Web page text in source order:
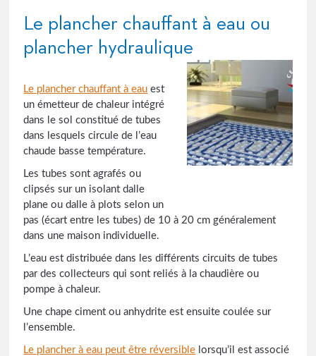
Le plancher chauffant à eau ou
plancher hydraulique
Le plancher chauffant à eau est
un émetteur de chaleur intégré
dans le sol constitué de tubes
dans lesquels circule de l’eau
chaude basse température.
Les tubes sont agrafés ou
clipsés sur un isolant dalle
plane ou dalle à plots selon un
pas (écart entre les tubes) de 10 à 20 cm généralement
dans une maison individuelle.
L’eau est distribuée dans les différents circuits de tubes
par des collecteurs qui sont reliés à la chaudière ou
pompe à chaleur.
Une chape ciment ou anhydrite est ensuite coulée sur
l’ensemble.
Le plancher à eau peut être réversible lorsqu’il est associé